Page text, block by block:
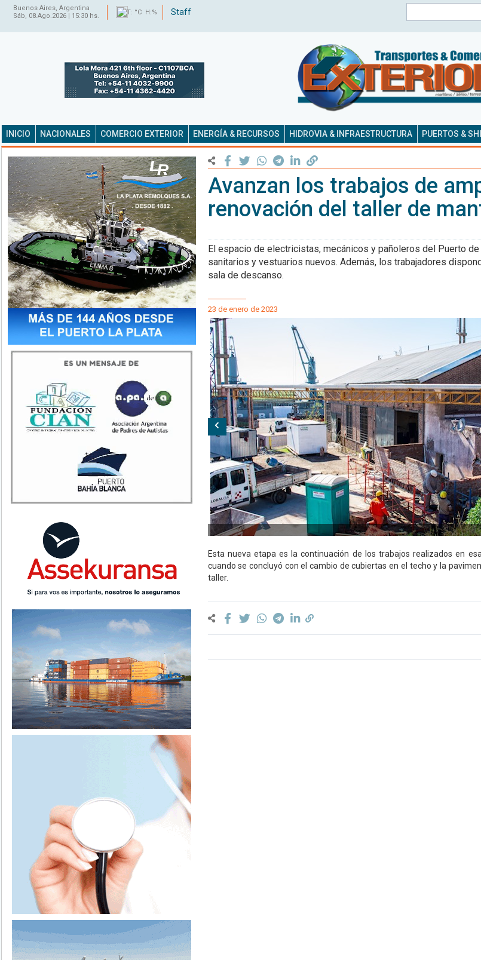
Buenos Aires, Argentina
Sáb, 08.Ago.2026 | 15:30 hs.
T: °C H:% Staff
INICIO NACIONALES COMERCIO EXTERIOR ENERGÍA & RECURSOS HIDROVIA & INFRAESTRUCTURA PUERTOS &
Avanzan los trabajos de
renovación del taller de
El espacio de electricistas, mecánicos y pañoleros del Puerto de
sanitarios y vestuarios nuevos. Además, los trabajadores
sala de descanso.
23 de enero de 2023
Anterior
Esta nueva etapa es la continuación de los trabajos realizados en
cuando se concluyó con el cambio de cubiertas en el techo y la
taller.